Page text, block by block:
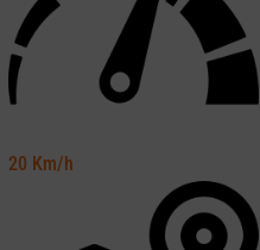
20 Km/h